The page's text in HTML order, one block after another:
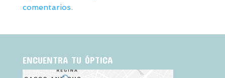
comentarios.
ENCUENTRA TU ÓPTICA